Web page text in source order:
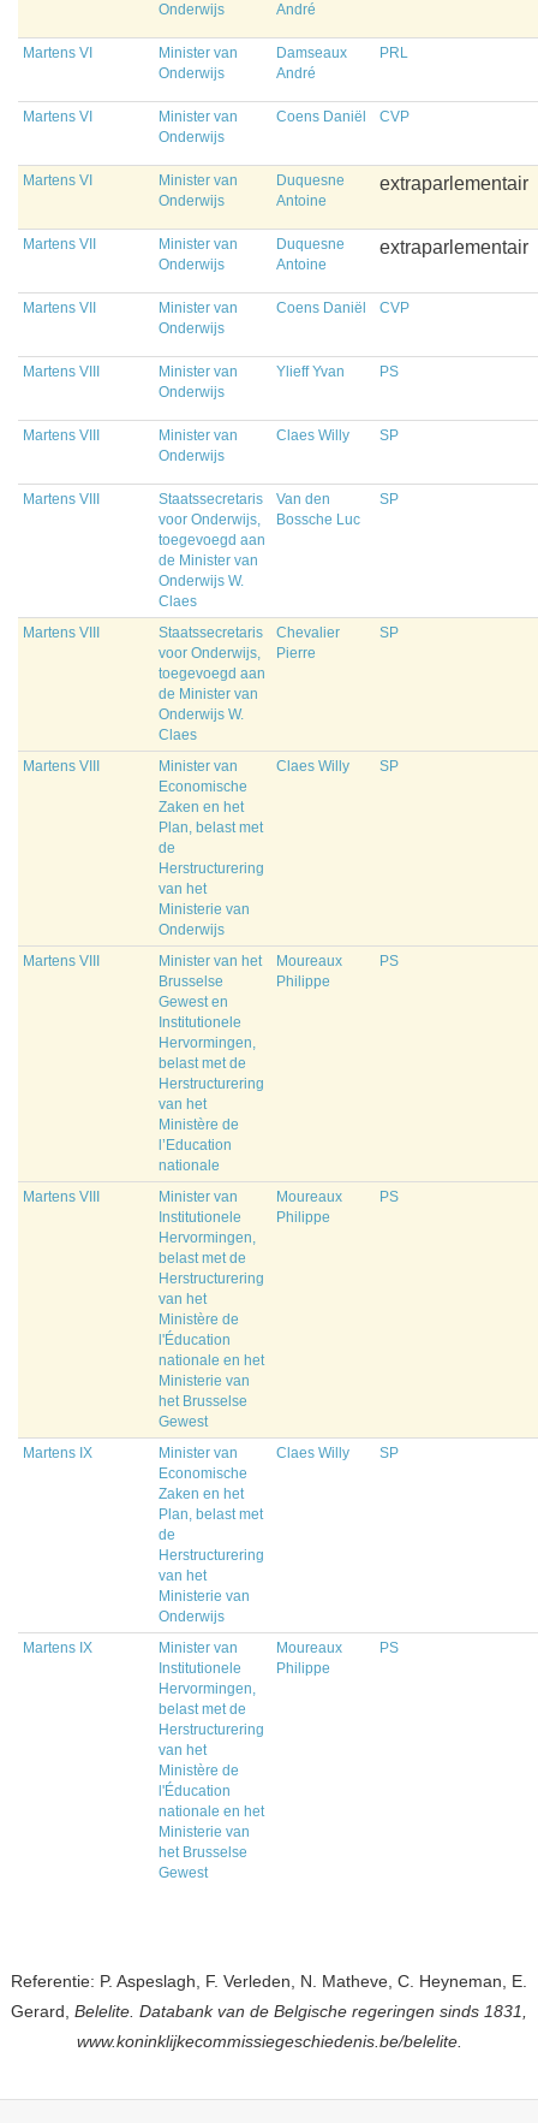
Onderwijs
André
Martens VI
Minister van
Onderwijs
Damseaux
André
PRL
Martens VI
Minister van
Onderwijs
Coens Daniël CVP
Martens VI
Minister van
Onderwijs
Duquesne
Antoine
extraparlementair
Martens VII
Minister van
Onderwijs
Duquesne
Antoine
extraparlementair
Martens VII
Minister van
Onderwijs
Coens Daniël CVP
Martens VIII
Minister van
Onderwijs
Ylieff Yvan PS
Martens VIII
Minister van
Onderwijs
Claes Willy SP
Martens VIII
Staatssecretaris
voor Onderwijs,
toegevoegd aan
de Minister van
Onderwijs W.
Claes
Van den
Bossche Luc
SP
Martens VIII
Staatssecretaris
voor Onderwijs,
toegevoegd aan
de Minister van
Onderwijs W.
Claes
Chevalier
Pierre
SP
Martens VIII
Minister van
Economische
Zaken en het
Plan, belast met
de
Herstructurering
van het
Ministerie van
Onderwijs
Claes Willy SP
Martens VIII
Minister van het
Brusselse
Gewest en
Institutionele
Hervormingen,
belast met de
Herstructurering
van het
Ministère de
l’Education
nationale
Moureaux
Philippe
PS
Martens VIII
Minister van
Institutionele
Hervormingen,
belast met de
Herstructurering
van het
Ministère de
l'Éducation
nationale en het
Ministerie van
het Brusselse
Gewest
Moureaux
Philippe
PS
Martens IX
Minister van
Economische
Zaken en het
Plan, belast met
de
Herstructurering
van het
Ministerie van
Onderwijs
Claes Willy SP
Martens IX
Minister van
Institutionele
Hervormingen,
belast met de
Herstructurering
van het
Ministère de
l'Éducation
nationale en het
Ministerie van
het Brusselse
Gewest
Moureaux
Philippe
PS
Referentie: P. Aspeslagh, F. Verleden, N. Matheve, C. Heyneman, E.
Gerard, Belelite. Databank van de Belgische regeringen sinds 1831,
www.koninklijkecommissiegeschiedenis.be/belelite.